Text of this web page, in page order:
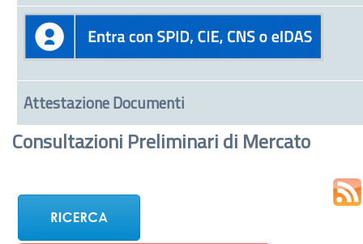
Attestazione Documenti
Consultazioni Preliminari di Mercato